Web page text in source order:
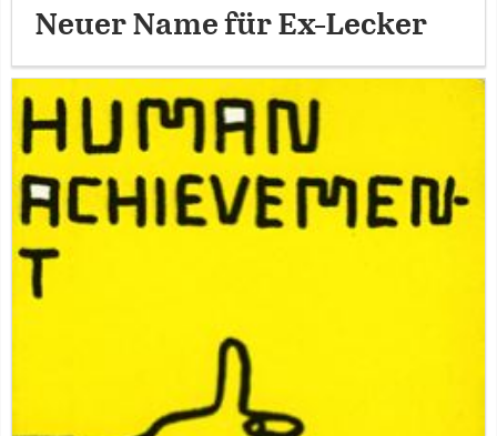
Neuer Name für Ex-Lecker